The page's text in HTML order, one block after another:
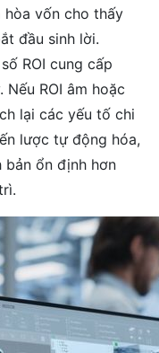
vốn cho thấy
đầu sinh lời.
ROI cung cấp
ROI âm hoặc
lại các yếu tố chi
lược tự động hóa,
ổn định hơn